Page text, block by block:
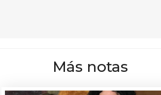
Más notas